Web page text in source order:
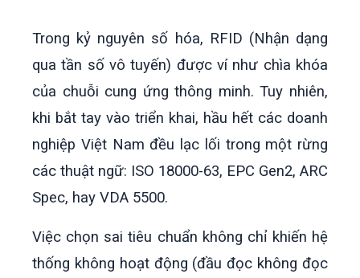
Trong kỷ nguyên số hóa, RFID (Nhận dạng
qua tần số vô tuyến) được ví như chìa khóa
của chuỗi cung ứng thông minh. Tuy nhiên,
khi bắt tay vào triển khai, hầu hết các doanh
nghiệp Việt Nam đều lạc lối trong một rừng
các thuật ngữ: ISO 18000-63, EPC Gen2, ARC
Spec, hay VDA 5500.
Việc chọn sai tiêu chuẩn không chỉ khiến hệ
thống không hoạt động (đầu đọc không đọc